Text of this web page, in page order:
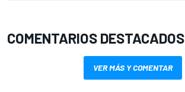
COMENTARIOS DESTACADOS
VER MÁS Y COMENTAR